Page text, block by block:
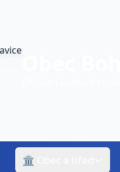
🏛️ Obec a úřad